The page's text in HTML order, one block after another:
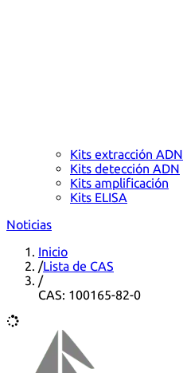
Kits extracción ADN
Kits detección ADN
Kits amplificación
Kits ELISA
Noticias
Inicio
/Lista de CAS
/
CAS: 100165-82-0